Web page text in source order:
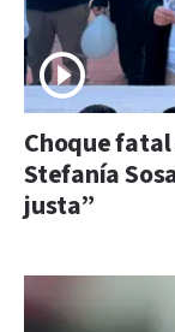
Choque
Stefanía
justa”